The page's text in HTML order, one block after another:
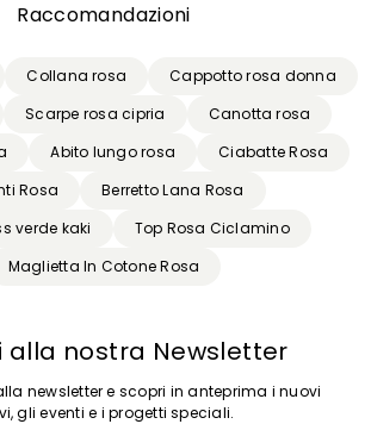
Raccomandazioni
Collana rosa
Cappotto rosa donna
Scarpe rosa cipria
Canotta rosa
Abito lungo rosa
Ciabatte Rosa
Rosa
Berretto Lana Rosa
verde kaki
Top Rosa Ciclamino
Maglietta In Cotone Rosa
alla nostra Newsletter
newsletter e scopri in anteprima i nuovi
gli eventi e i progetti speciali.